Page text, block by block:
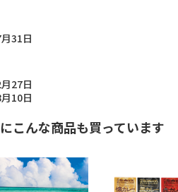
31日
27日
10日
こんな商品も買っています